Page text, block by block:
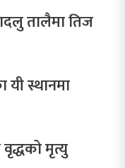
तालैमा तिज
स्थानमा
मृत्यु